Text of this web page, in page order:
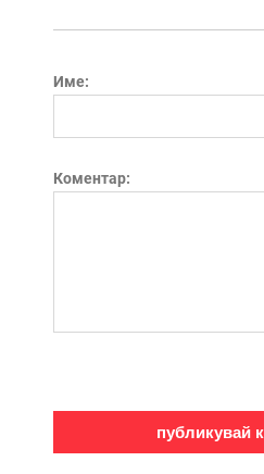
Име:
Коментар: